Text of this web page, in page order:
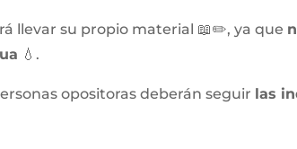
llevar su propio material 📖✏️, ya que
💧.
opositoras deberán seguir las